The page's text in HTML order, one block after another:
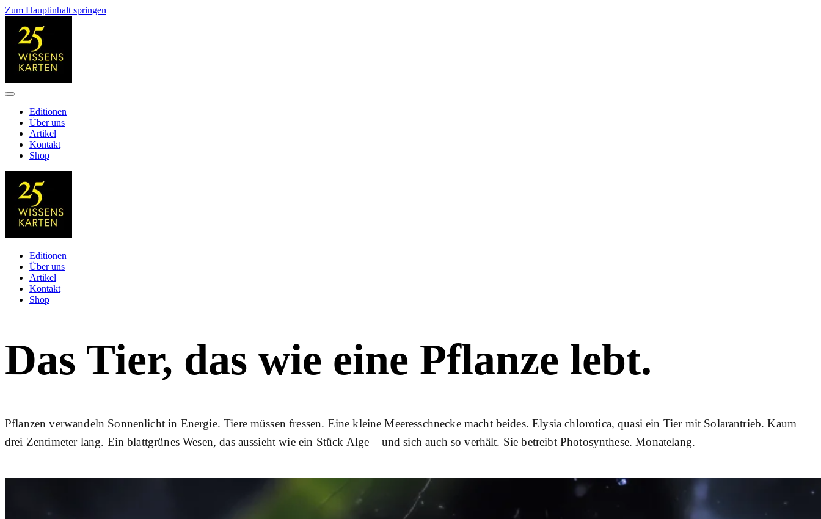
Zum Hauptinhalt springen
Editionen
Über uns
Artikel
Kontakt
Shop
Editionen
Über uns
Artikel
Kontakt
Shop
Das Tier, das wie eine Pflanze lebt.
Pflanzen verwandeln Sonnenlicht in Energie. Tiere müssen fressen. Eine kleine Meeresschnecke macht beides. Elysia chlorotica, quasi ein Tier mit Solarantrieb. Kaum
drei Zentimeter lang. Ein blattgrünes Wesen, das aussieht wie ein Stück Alge – und sich auch so verhält. Sie betreibt Photosynthese. Monatelang.